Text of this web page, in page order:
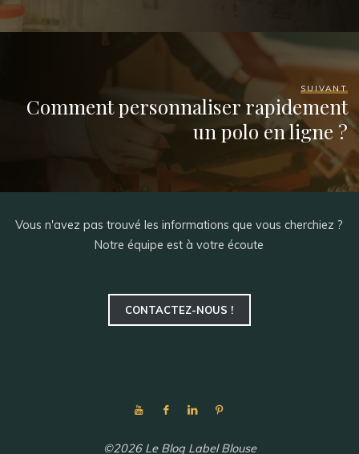
SUIVANT
Comment personnaliser rapidement
un polo en ligne ?
Vous n'avez pas trouvé les informations que vous cherchiez ?
Notre équipe est à votre écoute
CONTACTEZ-NOUS !
©2026 Le Blog Label Blouse